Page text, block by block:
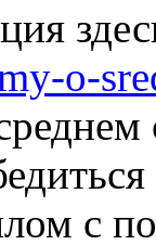
o-
с